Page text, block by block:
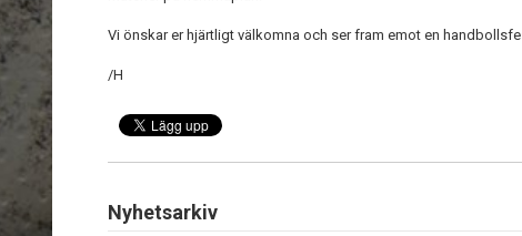
Vi önskar er hjärtligt välkomna och ser fram emot en
/H
Nyhetsarkiv